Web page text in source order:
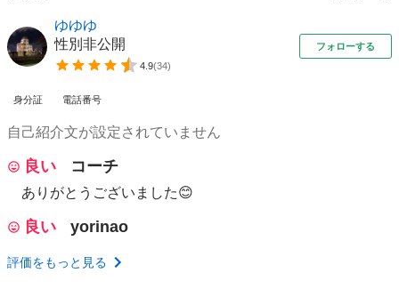
ゆゆゆ
性別非公開
4.9(34)
フォローする
身分証 電話番号
自己紹介文が設定されていません
良い コーチ
ありがとうございました😊
良い yorinao
評価をもっと見る